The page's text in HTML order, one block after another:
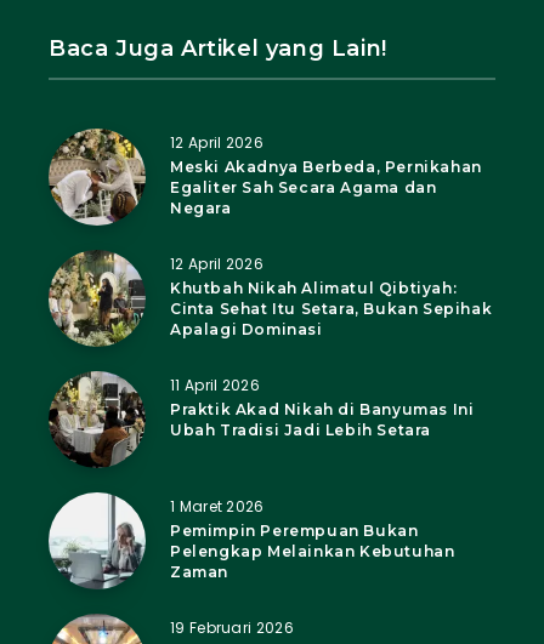
Baca Juga Artikel yang Lain!
12 April 2026
Meski Akadnya Berbeda, Pernikahan
Egaliter Sah Secara Agama dan
Negara
12 April 2026
Khutbah Nikah Alimatul Qibtiyah:
Cinta Sehat Itu Setara, Bukan Sepihak
Apalagi Dominasi
11 April 2026
Praktik Akad Nikah di Banyumas Ini
Ubah Tradisi Jadi Lebih Setara
1 Maret 2026
Pemimpin Perempuan Bukan
Pelengkap Melainkan Kebutuhan
Zaman
19 Februari 2026